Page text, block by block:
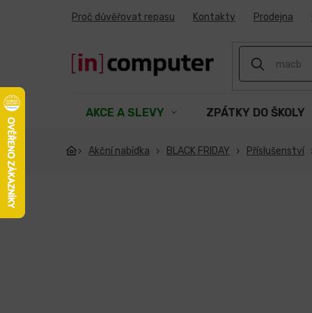
Proč důvěřovat repasu Kontakty Prodejna
AKCE A SLEVY ZPÁTKY DO ŠKOLY
Akční nabídka BLACK FRIDAY Příslušenství